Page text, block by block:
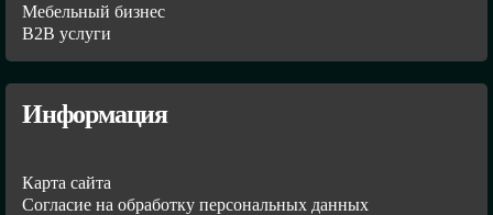
Мебельный бизнес
В2В услуги
Информация
Карта сайта
Согласие на обработку персональных данных